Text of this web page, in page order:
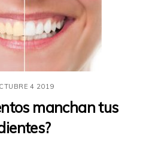
4 2019
manchan tus